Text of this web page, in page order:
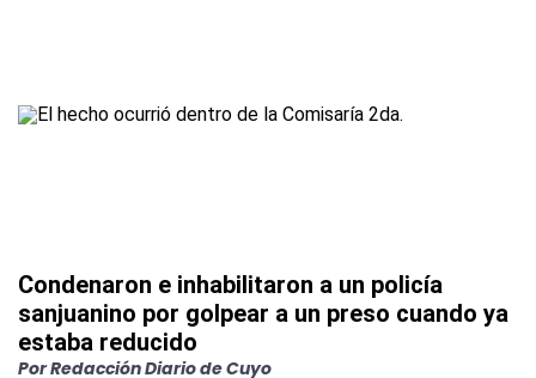
Condenaron e inhabilitaron a un policía
sanjuanino por golpear a un preso cuando ya
estaba reducido
PorRedacción Diario de Cuyo